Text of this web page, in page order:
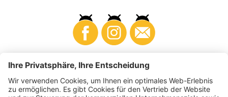
Business Produzenten